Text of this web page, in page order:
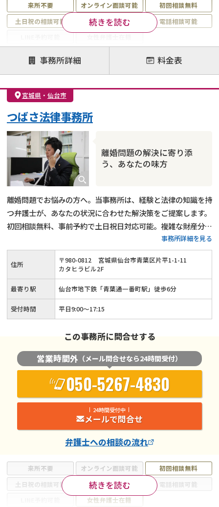
来所不要 オンライン面談可能
初回相談無料
土日祝の相談可能
19時以降電話可能
電話相談可能
注力案件
離婚前相談
離婚調停
離婚裁判
親権・面会交流権
DV
モラハラ
不貞・不倫慰謝料請求
財産分与
続きを読む
事務所詳細 料金表
宮城県 ・ 仙台市
離婚問題の解決に寄り添
う、あなたの味方
つばさ法律事務所
離婚問題でお悩みの方へ。当事務所は、経験と法律の知識を持
つ弁護士が、あなたの状況に合わせた解決策をご提案します。
初回相談無料、事前予約で土日祝日対応可能。複雑な財産分与
事務所詳細を見る
来所不要 オンライン面談可能
初回相談無料
土日祝の相談可能
19時以降電話可能
電話相談可能
女性弁護士在籍
続きを読む
住所 〒980-0812
宮城県仙台市青葉区片平1-1-11
カタヒラビル2F
最寄り駅 仙台市地下鉄「青葉通一番町駅」徒歩6分
受付時間 平日9:00〜17:15
この事務所に問合せする
営業時間外 （メール問合せなら24時間受付）
050-5267-4830
24時間受付中
メールで問合せ
弁護士への相談の流れ